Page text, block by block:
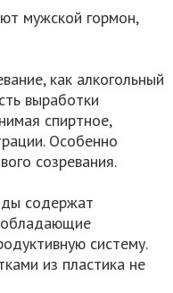
мужской гормон,
как алкогольный
выработки
спиртное,
Особенно
созревания.
содержат
обладающие
систему.
из пластика не